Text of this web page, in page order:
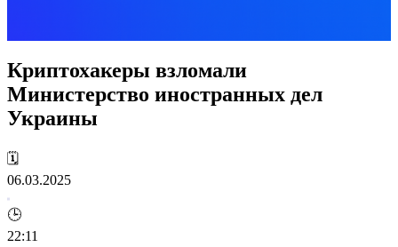
Криптохакеры взломали
Министерство иностранных дел
Украины
🗓️
06.03.2025
🕒
22:11